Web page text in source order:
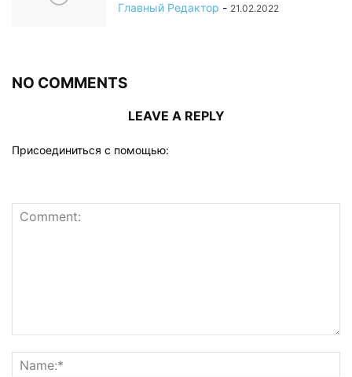
Главный Редактор - 21.02.2022
NO COMMENTS
LEAVE A REPLY
Присоединиться с помощью: